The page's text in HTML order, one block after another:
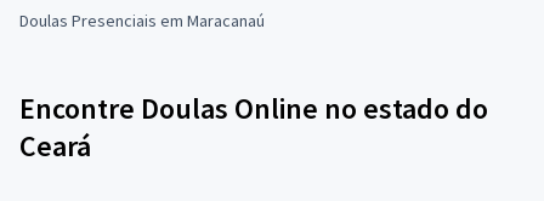
Doulas Presenciais em Maracanaú
Encontre Doulas Online no estado do
Ceará